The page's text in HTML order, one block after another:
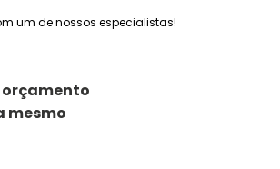
um de nossos especialistas!
mesmo